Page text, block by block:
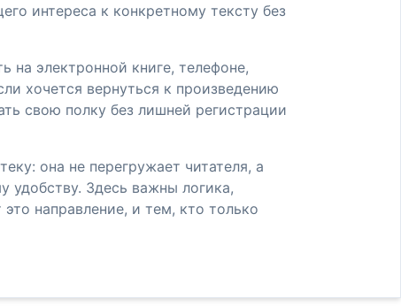
интереса к конкретному тексту без
электронной книге, телефоне,
хочется вернуться к произведению
свою полку без лишней регистрации
она не перегружает читателя, а
Здесь важны логика,
направление, и тем, кто только